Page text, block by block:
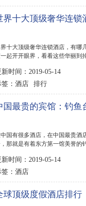
界十大顶级奢华连锁
十大顶级奢华连锁酒店，有哪
起开开眼界，看看这些华丽到
新时间：2019-05-14
： 酒店 排行
国最贵的宾馆：钓鱼
国有很多酒店，在中国最贵酒
那就是有着东方第一馆美誉的
新时间：2019-05-14
： 酒店
球顶级度假酒店排行